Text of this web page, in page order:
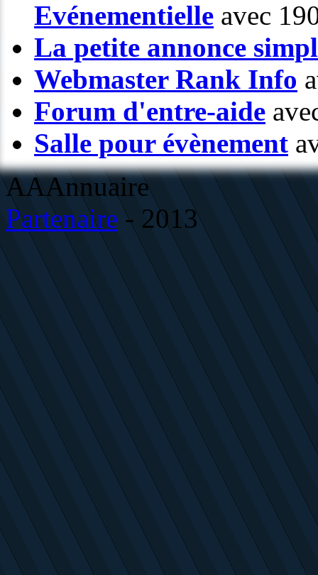
Evénementielle avec
La petite annonce
Webmaster Rank Info
Forum d'entre-aide
Salle pour évènement
AAAnnuaire
Partenaire - 2013